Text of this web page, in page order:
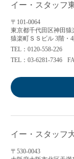
イー・スタッフ
〒101-0064
東京都千代田区神田猿
猿楽町ＳＳビル 3階・
TEL：0120-558-226
TEL：03-6281-7346
イー・スタッフ
〒530-0043